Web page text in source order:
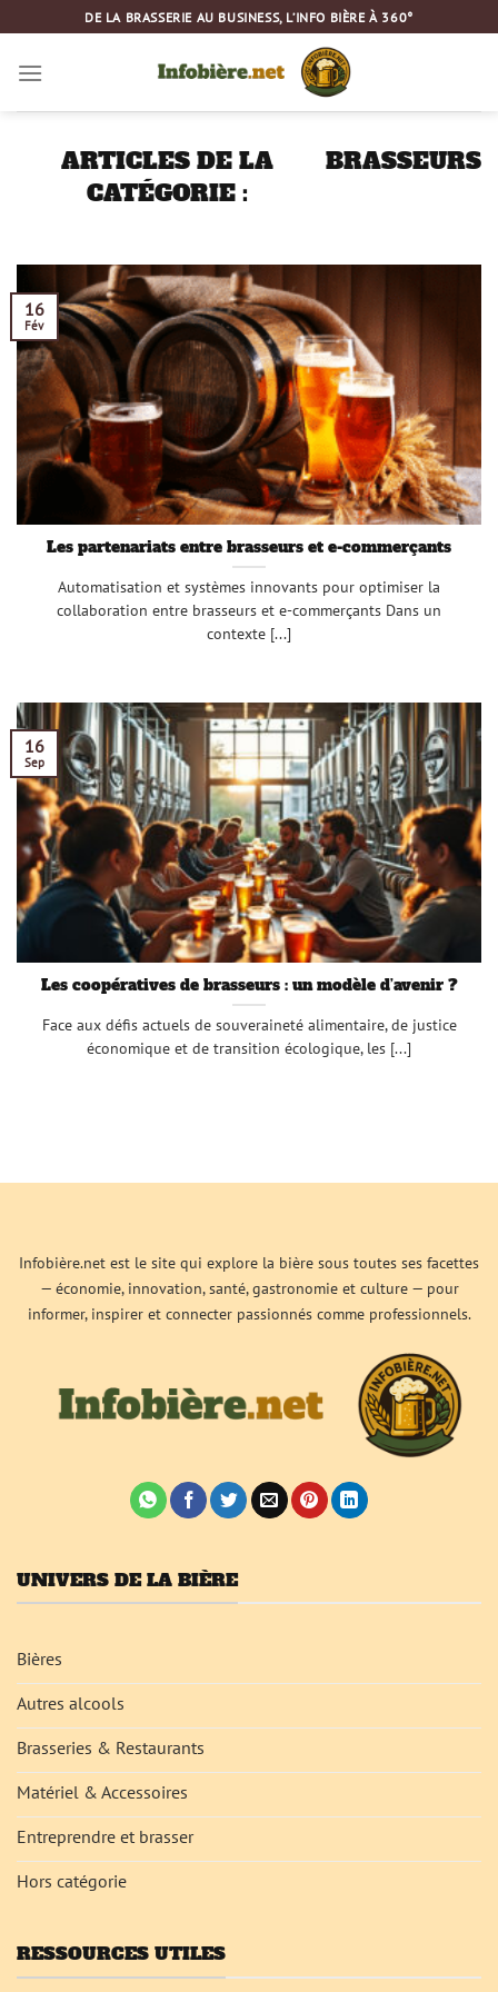
au
contenu
DE LA BRASSERIE AU BUSINESS, L’INFO BIÈRE À 360°
BRASSEURS
Les partenariats entre brasseurs et e-commerçants
Automatisation et systèmes innovants pour optimiser la
collaboration entre brasseurs et e-commerçants Dans un
contexte [...]
16
Fév
Les coopératives de brasseurs : un modèle d’avenir ?
Face aux défis actuels de souveraineté alimentaire, de justice
économique et de transition écologique, les [...]
16
Sep
Infobière.net est le site qui explore la bière sous toutes ses facettes
— économie, innovation, santé, gastronomie et culture — pour
informer, inspirer et connecter passionnés comme professionnels.
UNIVERS DE LA BIÈRE
Bières
Autres alcools
Brasseries & Restaurants
Matériel & Accessoires
Entreprendre et brasser
Hors catégorie
RESSOURCES UTILES